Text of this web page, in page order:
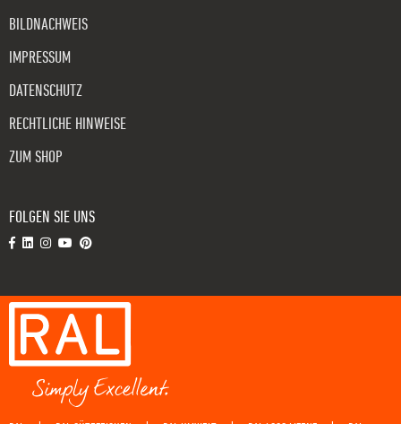
BILDNACHWEIS
IMPRESSUM
DATENSCHUTZ
RECHTLICHE HINWEISE
ZUM SHOP
FOLGEN SIE UNS